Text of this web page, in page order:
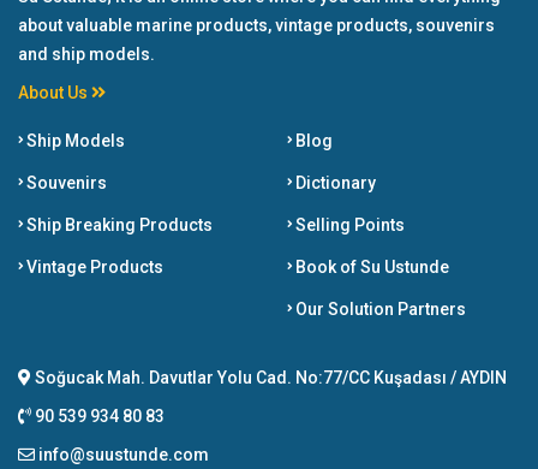
about valuable marine products, vintage products, souvenirs
and ship models.
About Us
Ship Models
Souvenirs
Ship Breaking Products
Vintage Products
Blog
Dictionary
Selling Points
Book of Su Ustunde
Our Solution Partners
Soğucak Mah. Davutlar Yolu Cad. No:77/CC Kuşadası / AYDIN
90 539 934 80 83
info@suustunde.com